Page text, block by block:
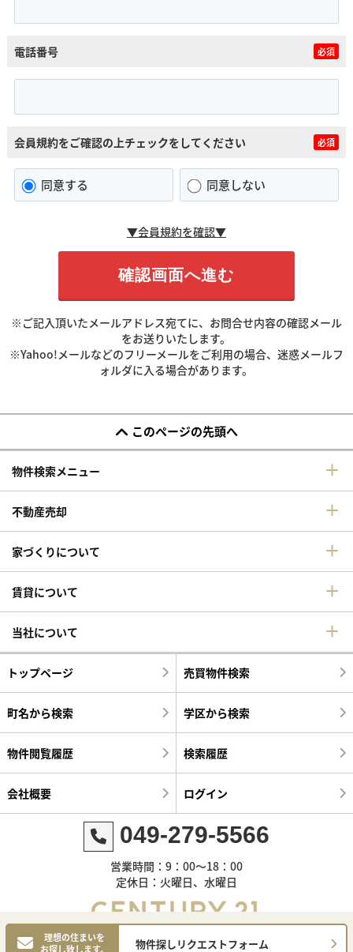
理想の住まいを
お探し致します。
物件探しリクエストフォーム
電話番号 必須
会員規約をご確認の上チェックをしてください 必須
同意する 同意しない
▼会員規約を確認▼
※ご記入頂いたメールアドレス宛てに、お問合せ内容の確認メール
をお送りいたします。
※Yahoo!メールなどのフリーメールをご利用の場合、迷惑メールフ
ォルダに入る場合があります。
このページの先頭へ
物件検索メニュー
不動産売却
家づくりについて
賃貸について
当社について
トップページ 売買物件検索
町名から検索 学区から検索
物件閲覧履歴 検索履歴
会社概要 ログイン
049-279-5566
営業時間：9：00～18：00
定休日：火曜日、水曜日